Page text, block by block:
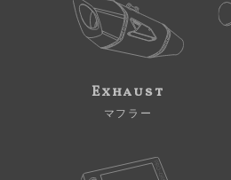
Exhaust
マフラー